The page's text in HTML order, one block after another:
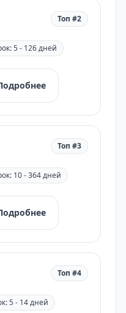
Топ #2
5 - 126 дней
Топ #3
10 - 364 дней
Топ #4
5 - 14 дней